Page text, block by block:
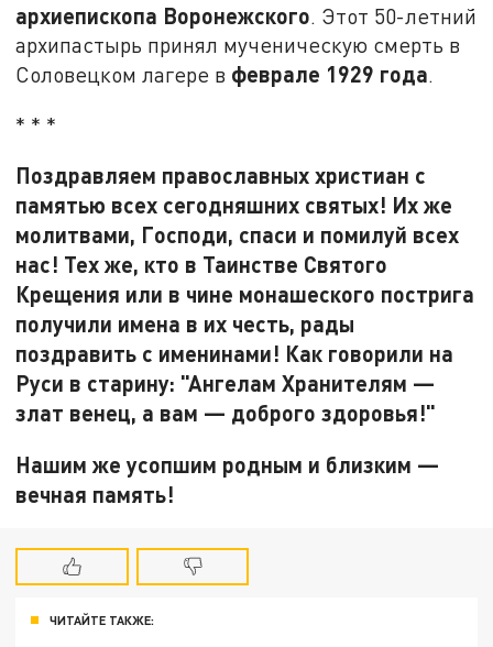
архиепископа Воронежского. Этот 50-летний
архипастырь принял мученическую смерть в
Соловецком лагере в феврале 1929 года.
* * *
Поздравляем православных христиан с
памятью всех сегодняшних святых! Их же
молитвами, Господи, спаси и помилуй всех
нас! Тех же, кто в Таинстве Святого
Крещения или в чине монашеского пострига
получили имена в их честь, рады
поздравить с именинами! Как говорили на
Руси в старину: "Ангелам Хранителям —
злат венец, а вам — доброго здоровья!"
Нашим же усопшим родным и близким —
вечная память!
ЧИТАЙТЕ ТАКЖЕ: